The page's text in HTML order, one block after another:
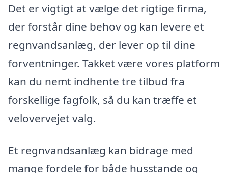
Det er vigtigt at vælge det rigtige firma,
der forstår dine behov og kan levere et
regnvandsanlæg, der lever op til dine
forventninger. Takket være vores platform
kan du nemt indhente tre tilbud fra
forskellige fagfolk, så du kan træffe et
velovervejet valg.
Et regnvandsanlæg kan bidrage med
mange fordele for både husstande og